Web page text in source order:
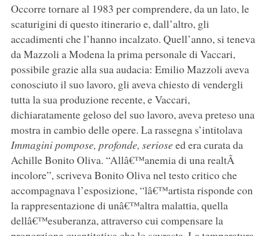
Occorre tornare al 1983 per comprendere, da un lato, le
scaturigini di questo itinerario e, dall’altro, gli
accadimenti che l’hanno incalzato. Quell’anno, si teneva
da Mazzoli a Modena la prima personale di Vaccari,
possibile grazie alla sua audacia: Emilio Mazzoli aveva
conosciuto il suo lavoro, gli aveva chiesto di vendergli
tutta la sua produzione recente, e Vaccari,
dichiaratamente geloso del suo lavoro, aveva preteso una
mostra in cambio delle opere. La rassegna s’intitolava
Immagini pompose, profonde, serioseed era curata da
Achille Bonito Oliva. “Allâ€™anemia di una realtÃ
incolore”, scriveva Bonito Oliva nel testo critico che
accompagnava l’esposizione, “lâ€™artista risponde con
la rappresentazione di unâ€™altra malattia, quella
dellâ€™esuberanza, attraverso cui compensare la